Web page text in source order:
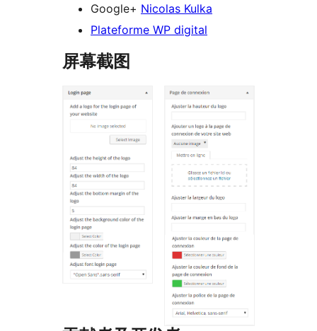
Google+ Nicolas Kulka
Plateforme WP digital
屏幕截图